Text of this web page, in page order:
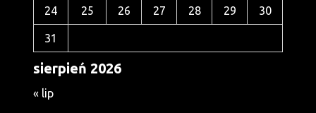
sierpień 2026
24 25 26 27 28 29 30
31
« lip